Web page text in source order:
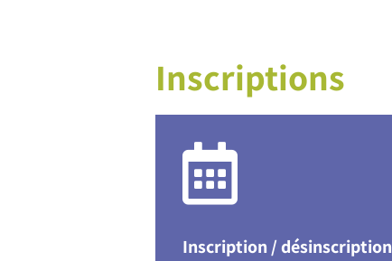
Inscriptions
Inscription / désinscription